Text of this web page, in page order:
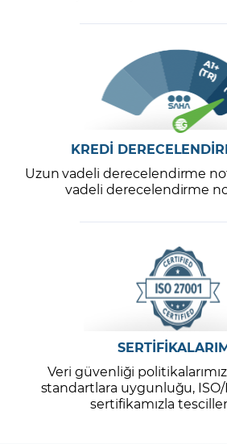
KREDİ
Uzun vadeli derecelendirme
vadeli derecelendirme
Veri güvenliği
standartlara uygunluğu, ISO/
sertifikamızla